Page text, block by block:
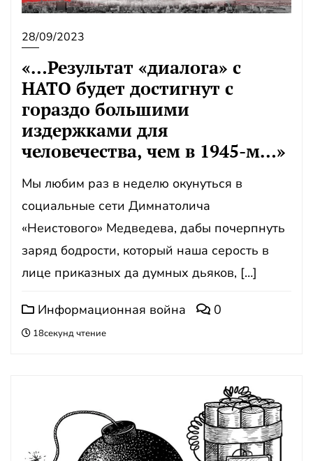
28/09/2023
«…Результат «диалога» с
НАТО будет достигнут с
гораздо большими
издержками для
человечества, чем в 1945-м…»
Мы любим раз в неделю окунуться в
социальные сети Димнатолича
«Неистового» Медведева, дабы почерпнуть
заряд бодрости, который наша серость в
лице приказных да думных дьяков, […]
Информационная война 0
18секунд чтение